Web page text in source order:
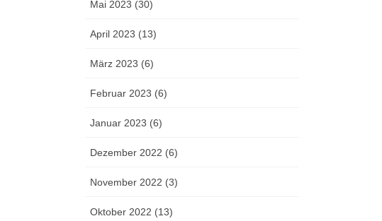
Mai 2023 (30)
April 2023 (13)
März 2023 (6)
Februar 2023 (6)
Januar 2023 (6)
Dezember 2022 (6)
November 2022 (3)
Oktober 2022 (13)